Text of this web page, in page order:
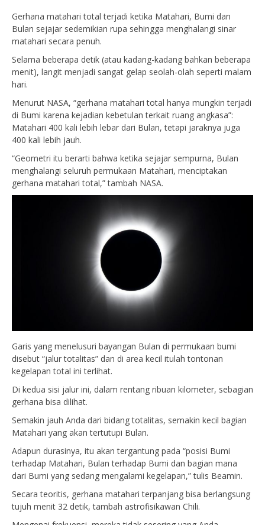
Gerhana matahari total terjadi ketika Matahari, Bumi dan
Bulan sejajar sedemikian rupa sehingga menghalangi sinar
matahari secara penuh.
Selama beberapa detik (atau kadang-kadang bahkan beberapa
menit), langit menjadi sangat gelap seolah-olah seperti malam
hari.
Menurut NASA, “gerhana matahari total hanya mungkin terjadi
di Bumi karena kejadian kebetulan terkait ruang angkasa”:
Matahari 400 kali lebih lebar dari Bulan, tetapi jaraknya juga
400 kali lebih jauh.
“Geometri itu berarti bahwa ketika sejajar sempurna, Bulan
menghalangi seluruh permukaan Matahari, menciptakan
gerhana matahari total,” tambah NASA.
Garis yang menelusuri bayangan Bulan di permukaan bumi
disebut “jalur totalitas” dan di area kecil itulah tontonan
kegelapan total ini terlihat.
Di kedua sisi jalur ini, dalam rentang ribuan kilometer, sebagian
gerhana bisa dilihat.
Semakin jauh Anda dari bidang totalitas, semakin kecil bagian
Matahari yang akan tertutupi Bulan.
Adapun durasinya, itu akan tergantung pada “posisi Bumi
terhadap Matahari, Bulan terhadap Bumi dan bagian mana
dari Bumi yang sedang mengalami kegelapan,” tulis Beamin.
Secara teoritis, gerhana matahari terpanjang bisa berlangsung
tujuh menit 32 detik, tambah astrofisikawan Chili.